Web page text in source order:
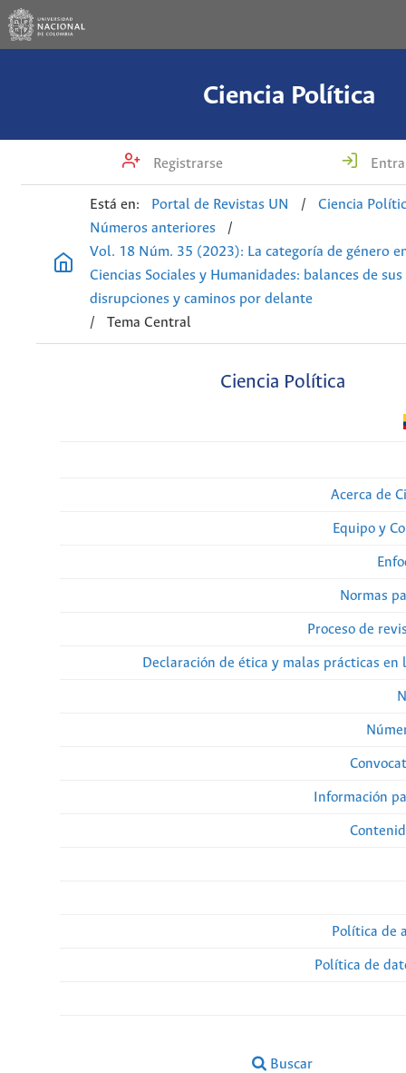
Ciencia Política
Registrarse
Está en: Portal de Revistas UN /
Ciencia
Números anteriores
/
Vol. 18 Núm. 35 (2023): La categoría de género
Ciencias Sociales y Humanidades: balances de sus
disrupciones y caminos por delante
/
Tema Central
Ciencia Política
Acerca de
Equipo y
Normas
Proceso de
Declaración de ética y malas prácticas en
Información
Política de
Política de
Buscar